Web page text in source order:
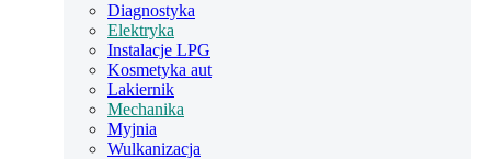
Diagnostyka
Elektryka
Instalacje LPG
Kosmetyka aut
Lakiernik
Mechanika
Myjnia
Wulkanizacja